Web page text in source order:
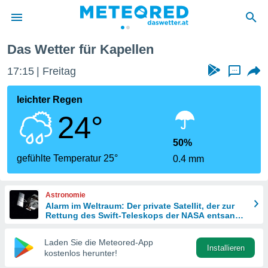
wurde
dass
sind.
diese
Das Wetter für Kapellen
17:15 Freitag ...
leichter Regen
24°
gefühlte Temperatur 25°
50%
0.4 mm
Astronomie
Alarm im Weltraum: Der private Satellit, der zur
Rettung des Swift-Teleskops der NASA entsandt
Laden Sie die Meteored-App
kostenlos herunter!
Installieren